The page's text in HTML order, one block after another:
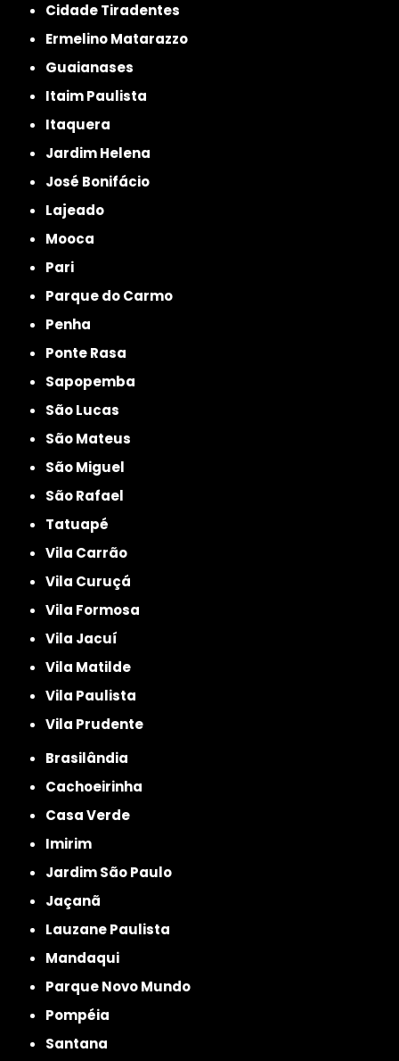
Cidade Tiradentes
Ermelino Matarazzo
Guaianases
Itaim Paulista
Itaquera
Jardim Helena
José Bonifácio
Lajeado
Mooca
Pari
Parque do Carmo
Penha
Ponte Rasa
Sapopemba
São Lucas
São Mateus
São Miguel
São Rafael
Tatuapé
Vila Carrão
Vila Curuçá
Vila Formosa
Vila Jacuí
Vila Matilde
Vila Paulista
Vila Prudente
Brasilândia
Cachoeirinha
Casa Verde
Imirim
Jardim São Paulo
Jaçanã
Lauzane Paulista
Mandaqui
Parque Novo Mundo
Pompéia
Santana